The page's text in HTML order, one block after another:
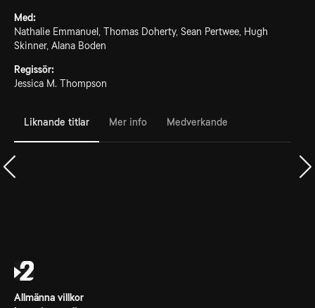
Med:
Nathalie Emmanuel, Thomas Doherty, Sean Pertwee, Hugh
Skinner, Alana Boden
Regissör:
Jessica M. Thompson
Liknande titlar Mer info Medverkande
Allmänna villkor